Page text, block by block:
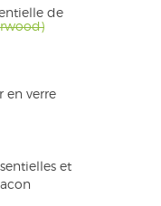
de
en verre
et